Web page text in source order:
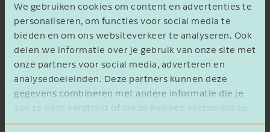
We gebruiken cookies om content en advertenties te
personaliseren, om functies voor social media te
bieden en om ons websiteverkeer te analyseren. Ook
delen we informatie over je gebruik van onze site met
onze partners voor social media, adverteren en
analysedoeleinden. Deze partners kunnen deze
gegevens combineren met andere informatie die je
aan ze hebt verstrekt of die ze hebben verzameld op
basis van het gebruik van hun services.